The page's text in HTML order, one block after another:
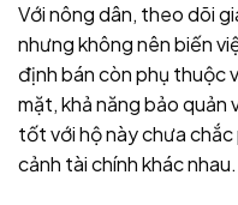
Với nông dân, theo dõi
nhưng không nên biến
định bán còn phụ thuộc
mặt, khả năng bảo quản
tốt với hộ này chưa chắc
cảnh tài chính khác nhau.